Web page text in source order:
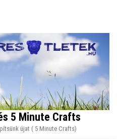
5 Minute Crafts
újat ( 5 Minute Crafts)